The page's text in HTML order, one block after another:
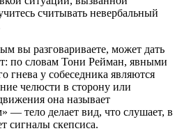
считывать невербальный
вы разговариваете, может дать
по словам Тони Рейман, явными
гнева у собеседника являются
челюсти в сторону или
она называет
— тело делает вид, что слушает, в
сигналы скепсиса.